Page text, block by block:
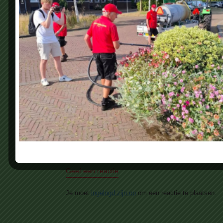
Geef een reactie
Je moet ingelogd zijn op om een reactie te plaatsen.